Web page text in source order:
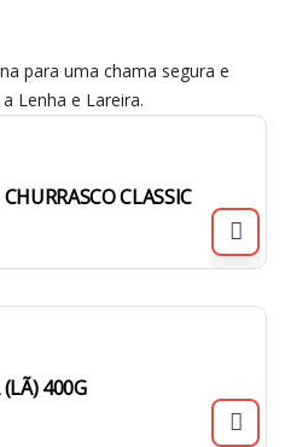
para uma chama segura e
Lenha e Lareira.
CLASSIC
400G